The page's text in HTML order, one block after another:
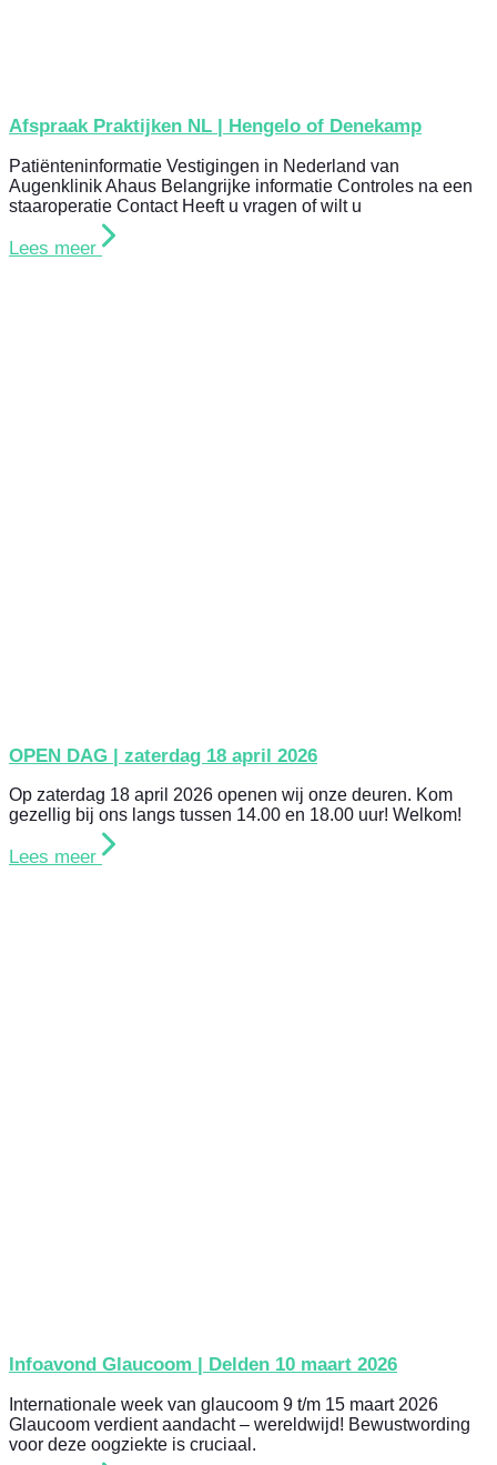
Afspraak Praktijken NL | Hengelo of Denekamp
Patiënteninformatie Vestigingen in Nederland van
Augenklinik Ahaus Belangrijke informatie Controles na een
staaroperatie Contact Heeft u vragen of wilt u
Lees meer
OPEN DAG | zaterdag 18 april 2026
Op zaterdag 18 april 2026 openen wij onze deuren. Kom
gezellig bij ons langs tussen 14.00 en 18.00 uur! Welkom!
Lees meer
Infoavond Glaucoom | Delden 10 maart 2026
Internationale week van glaucoom 9 t/m 15 maart 2026
Glaucoom verdient aandacht – wereldwijd! Bewustwording
voor deze oogziekte is cruciaal.